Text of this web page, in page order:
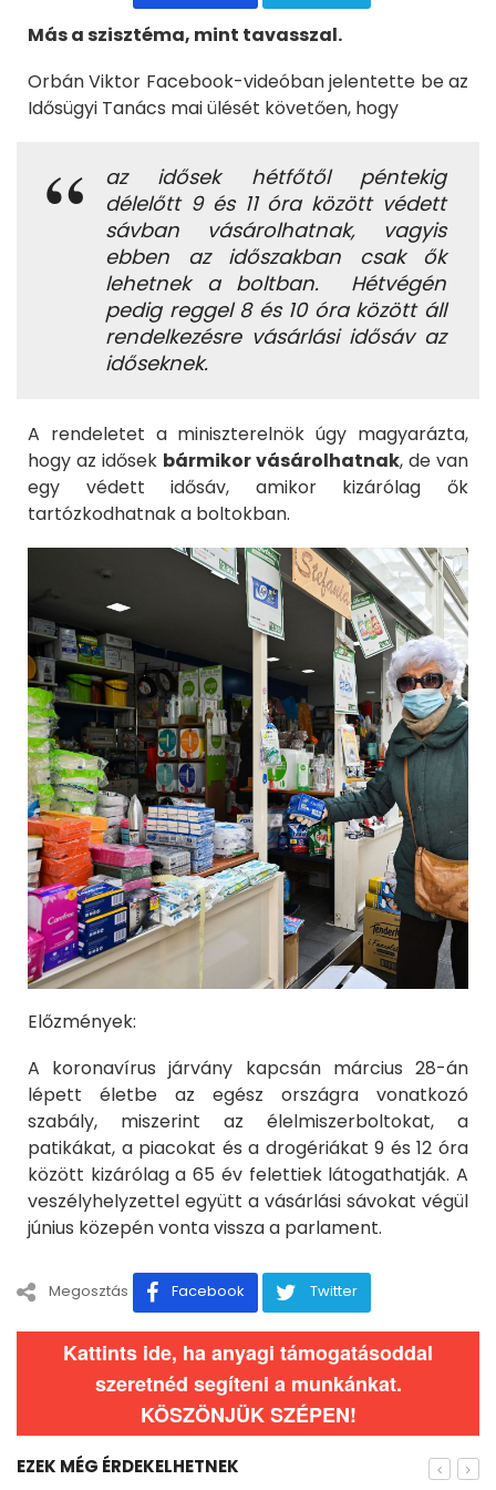
Más a szisztéma, mint tavasszal.
Orbán Viktor Facebook-videóban jelentette be az
Idősügyi Tanács mai ülését követően, hogy
az idősek hétfőtől péntekig
délelőtt 9 és 11 óra között védett
sávban vásárolhatnak, vagyis
ebben az időszakban csak ők
lehetnek a boltban. Hétvégén
pedig reggel 8 és 10 óra között áll
rendelkezésre vásárlási idősáv az
időseknek.
A rendeletet a miniszterelnök úgy magyarázta,
hogy az idősek bármikor vásárolhatnak, de van
egy védett idősáv, amikor kizárólag ők
tartózkodhatnak a boltokban.
Előzmények:
A koronavírus járvány kapcsán március 28-án
lépett életbe az egész országra vonatkozó
szabály, miszerint az élelmiszerboltokat, a
patikákat, a piacokat és a drogériákat 9 és 12 óra
között kizárólag a 65 év felettiek látogathatják. A
veszélyhelyzettel együtt a vásárlási sávokat végül
június közepén vonta vissza a parlament.
Megosztás Facebook Twitter
Kattints ide, ha anyagi támogatásoddal
szeretnéd segíteni a munkánkat.
KÖSZÖNJÜK SZÉPEN!
EZEK MÉG ÉRDEKELHETNEK